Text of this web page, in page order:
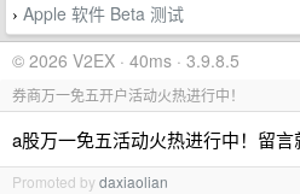
› Apple 软件 Beta 测试
© 2026 V2EX · 40ms · 3.9.8.5
券商万一免五开户活动火热进行中！
a股万一免五活动火热进行中！留言
Promoted bydaxiaolian